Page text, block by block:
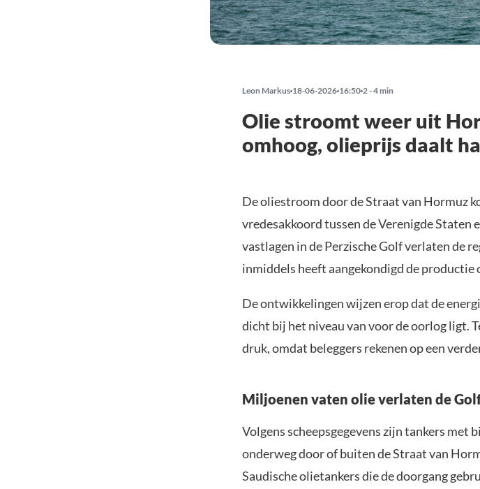
Leon Markus 18-06-2026 16:50 2 - 4 min
Olie stroomt weer uit
omhoog, olieprijs daalt
De oliestroom door de Straat van Hormuz
vredesakkoord tussen de Verenigde Staten
vastlagen in de Perzische Golf verlaten de
inmiddels heeft aangekondigd de productie
De ontwikkelingen wijzen erop dat de
dicht bij het niveau van voor de oorlog ligt.
druk, omdat beleggers rekenen op een
Miljoenen vaten olie verlaten de
Volgens scheepsgegevens zijn tankers
onderweg door of buiten de Straat van
Saudische olietankers die de doorgang